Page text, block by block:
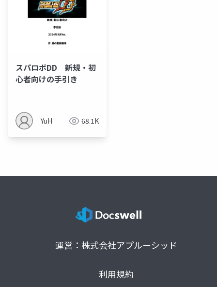
スパロボDD 新規・初
心者向けの手引き
YuH 68.1K
運営：株式会社アプルーシッド
利用規約